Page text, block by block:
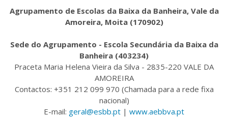
Agrupamento de Escolas da Baixa da Banheira, Vale da
Amoreira, Moita (170902)
Sede do Agrupamento - Escola Secundária da Baixa da
Banheira (403234)
Praceta Maria Helena Vieira da Silva - 2835-220 VALE DA
AMOREIRA
Contactos: +351 212 099 970 (Chamada para a rede fixa
nacional)
E-mail: geral@esbb.pt | www.aebbva.pt